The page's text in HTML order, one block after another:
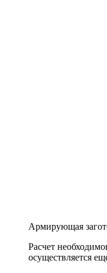
Армирующая
Расчет
осуществляется